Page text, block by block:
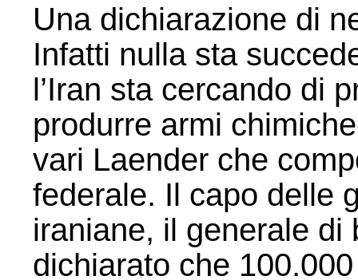
Una dichiarazione di
Infatti nulla sta
l’Iran sta cercando di
produrre armi
vari Laender che
federale. Il capo delle
iraniane, il generale
dichiarato che